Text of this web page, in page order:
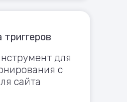
для
с
сайта